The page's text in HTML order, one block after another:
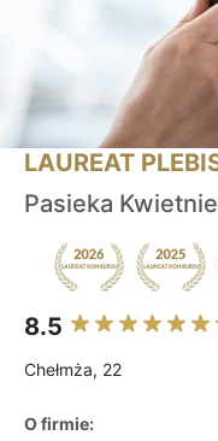
LAUREAT
Pasieka
8.5
Chełmża, 22
O firmie: